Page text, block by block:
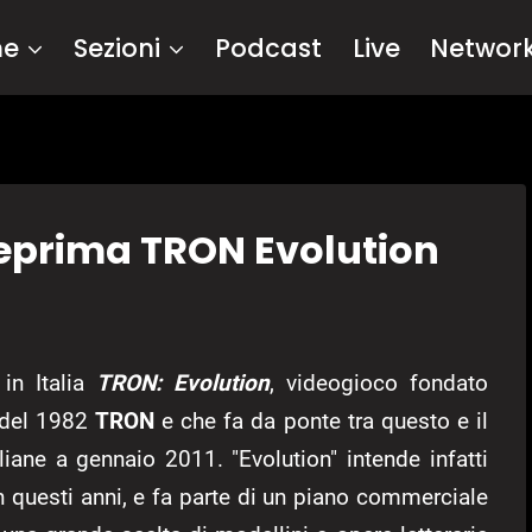
Sezioni Podcast Live
TRON Evolution
Italia TRON: Evolution, videogioco fondato
1982TRON e che fa da ponte tra questo e il
a gennaio 2011. "Evolution" intende infatti
anni, e fa parte di un piano commerciale